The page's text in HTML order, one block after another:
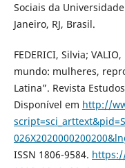
Sociais da
Janeiro, RJ, Brasil.
FEDERICI, Silvia;
mundo: mulheres,
Latina”. Revista
Disponível em http://
ISSN 1806-9584.